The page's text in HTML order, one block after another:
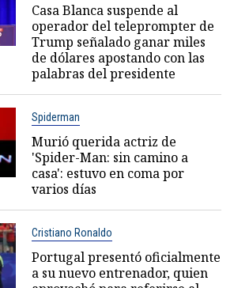
Casa Blanca suspende al
operador del teleprompter de
Trump señalado ganar miles
de dólares apostando con las
palabras del presidente
Spiderman
Murió querida actriz de
'Spider-Man: sin camino a
casa': estuvo en coma por
varios días
Cristiano Ronaldo
Portugal presentó oficialmente
a su nuevo entrenador, quien